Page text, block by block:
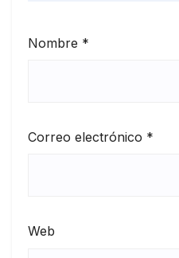
Nombre *
Correo electrónico *
Web